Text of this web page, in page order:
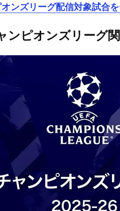
ンズリーグ配信対象試合を
ンピオンズリーグ